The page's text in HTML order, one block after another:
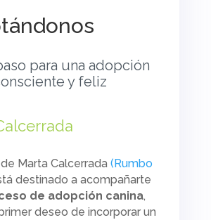
para una adopción
y feliz
Marta Calcerrada (Rumbo
destinado a acompañarte
de adopción canina,
deseo de incorporar un